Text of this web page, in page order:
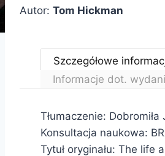
Autor: Tom Hickman
Szczegółowe
Informacje dot.
Tłumaczenie:
Konsultacja naukowa:
Tytuł oryginału: The life